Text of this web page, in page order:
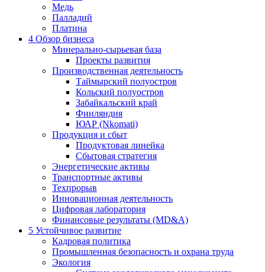
Медь
Палладий
Платина
4 Обзор бизнеса
Минерально-сырьевая база
Проекты развития
Производственная деятельность
Таймырский полуостров
Кольский полуостров
Забайкальский край
Финляндия
ЮАР (Nkomati)
Продукция и сбыт
Продуктовая линейка
Сбытовая стратегия
Энергетические активы
Транспортные активы
Техпрорыв
Инновационная деятельность
Цифровая лаборатория
Финансовые результаты (MD&A)
5 Устойчивое развитие
Кадровая политика
Промышленная безопасность и охрана труда
Экология